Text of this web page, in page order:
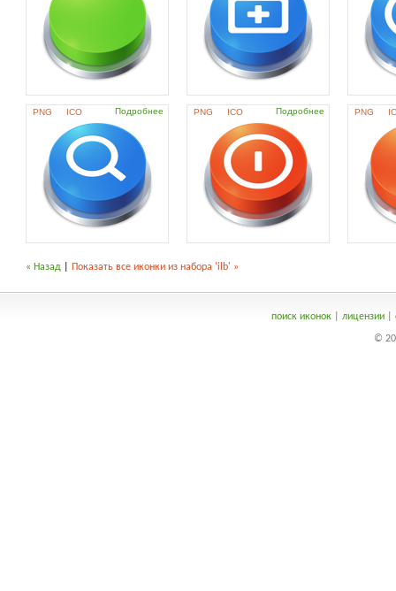
PNG ICO Подробнее PNG ICO Подробнее PNG
« Назад Показать все иконки из набора 'ilb' »
поиск иконок| лицензии|
©